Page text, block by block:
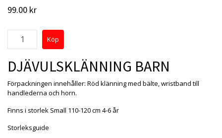
99.00 kr
DJÄVULSKLÄNNING BARN
Förpackningen innehåller: Röd klänning med bälte, wristband till
handlederna och horn.
Finns i storlek Small 110-120 cm 4-6 år
Storleksguide